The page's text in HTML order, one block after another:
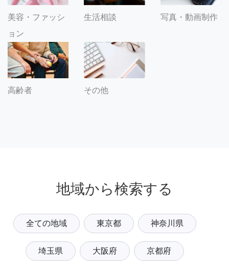
美容・ファッシ
ョン
生活相談 写真・動画制作
高齢者 その他
地域から検索する
全ての地域 東京都 神奈川県
埼玉県 大阪府 京都府